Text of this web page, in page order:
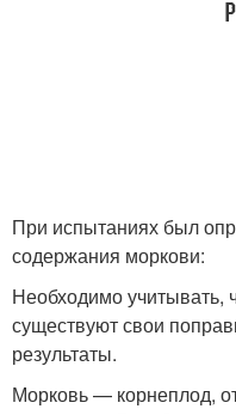
При испытаниях был
содержания моркови:
Необходимо учитывать,
существуют свои
результаты.
Морковь — корнеплод,